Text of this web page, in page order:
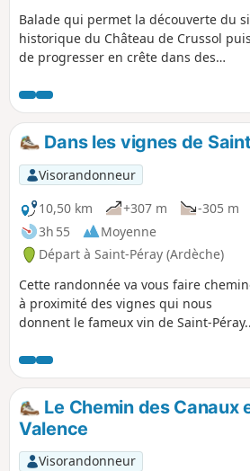
Balade qui permet la découverte du
historique du Château de Crussol puis
de progresser en crête dans des
verts et des vues sur la Vallée du
la Montagne de Crussol et les
contreforts du Vercors et de l'Ardèche.
Dans les vignes de
Visorandonneur
10,50 km
+307 m
-305 m
3h 55
Moyenne
Départ à Saint-Péray (Ardèche)
Cette randonnée va vous faire
à proximité des vignes qui nous
donnent le fameux vin de Saint-Péray.
marsanne et de roussane, montés sur
des échalas. Cet itinéraire permet
de découvrir de beaux points de vues
sur la ville de Saint-Peray, la colline de
Crussol et son château ainsi le Vercors
au loin.
Le Chemin des Canaux
Valence
Visorandonneur